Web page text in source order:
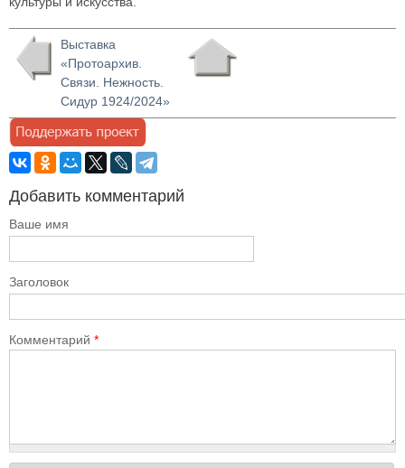
Выставка
«Протоархив.
Связи. Нежность.
Сидур 1924/2024»
Добавить комментарий
Ваше имя
Заголовок
Комментарий *